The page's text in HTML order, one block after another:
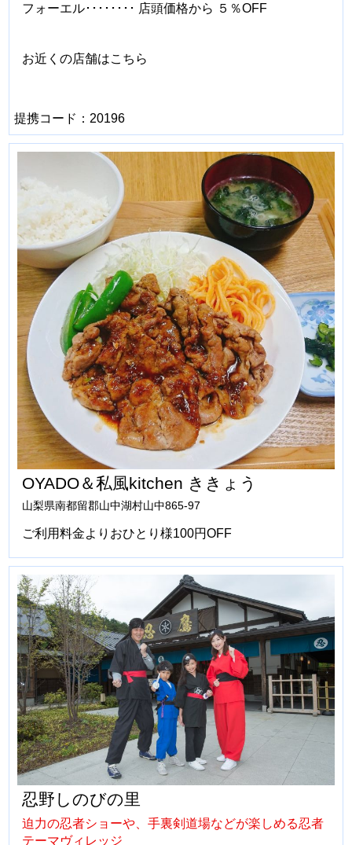
フォーエル････････ 店頭価格から ５％OFF
お近くの店舗はこちら
提携コード：20196
OYADO＆私風kitchen ききょう
山梨県南都留郡山中湖村山中865-97
ご利用料金よりおひとり様100円OFF
忍野しのびの里
迫力の忍者ショーや、手裏剣道場などが楽しめる忍者
テーマヴィレッジ